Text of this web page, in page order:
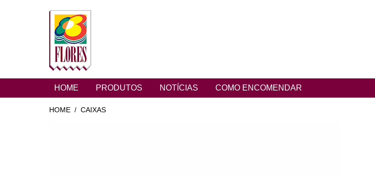
HOME PRODUTOS NOTÍCIAS COMO ENCOMENDAR
HOME / CAIXAS